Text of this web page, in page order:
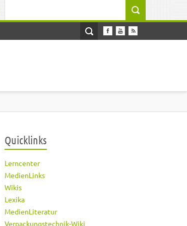
Quicklinks
Lerncenter
MedienLinks
Wikis
Lexika
MedienLiteratur
Verpackungstechnik-Wiki